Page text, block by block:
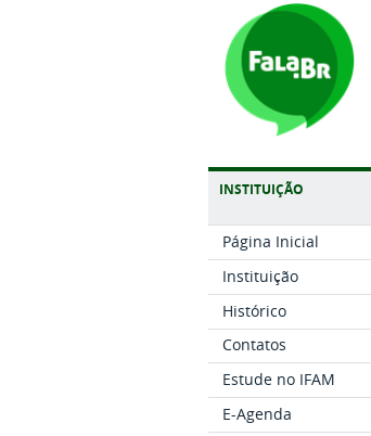
INSTITUIÇÃO
Página Inicial
Instituição
Histórico
Contatos
Estude no IFAM
E-Agenda